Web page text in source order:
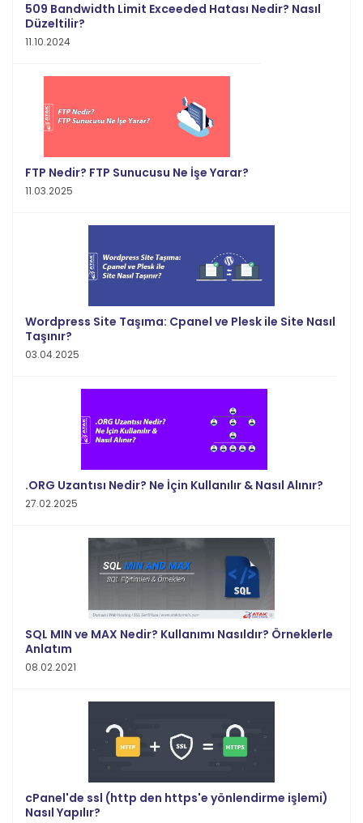
509 Bandwidth Limit Exceeded Hatası Nedir? Nasıl
Düzeltilir?
11.10.2024
FTP Nedir? FTP Sunucusu Ne İşe Yarar?
11.03.2025
Wordpress Site Taşıma: Cpanel ve Plesk ile Site Nasıl
Taşınır?
03.04.2025
.ORG Uzantısı Nedir? Ne İçin Kullanılır & Nasıl Alınır?
27.02.2025
SQL MIN ve MAX Nedir? Kullanımı Nasıldır? Örneklerle
Anlatım
08.02.2021
cPanel'de ssl (http den https'e yönlendirme işlemi)
Nasıl Yapılır?